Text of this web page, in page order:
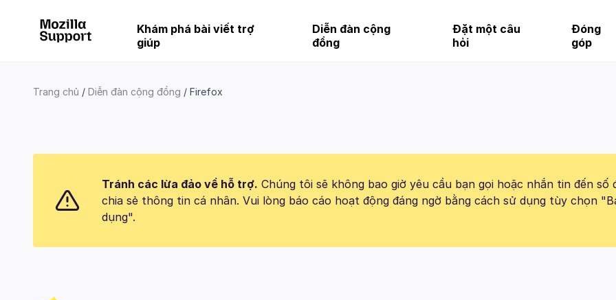
Khám phá bài viết trợ
giúp
Diễn đàn cộng
đồng
Đặt một câu
hỏi
Đóng
góp
Trang chủ Diễn đàn cộng đồng Firefox
Tránh các lừa đảo về hỗ trợ. Chúng tôi sẽ không bao giờ yêu cầu bạn gọi hoặc nhắn tin đến số
chia sẻ thông tin cá nhân. Vui lòng báo cáo hoạt động đáng ngờ bằng cách sử dụng tùy chọn
dụng".